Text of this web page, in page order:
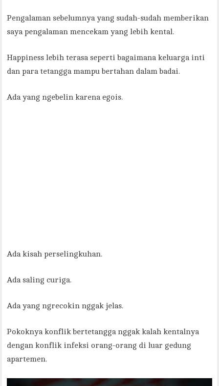
Pengalaman sebelumnya yang sudah-sudah memberikan
saya pengalaman mencekam yang lebih kental.
Happiness lebih terasa seperti bagaimana keluarga inti
dan para tetangga mampu bertahan dalam badai.
Ada yang ngebelin karena egois.
Ada kisah perselingkuhan.
Ada saling curiga.
Ada yang ngrecokin nggak jelas.
Pokoknya konflik bertetangga nggak kalah kentalnya
dengan konflik infeksi orang-orang di luar gedung
apartemen.